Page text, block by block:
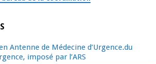
Antenne de Médecine d’Urgence.du
imposé par l’ARS